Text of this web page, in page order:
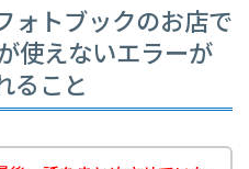
ォトブックのお店で
使えないエラーが
ること